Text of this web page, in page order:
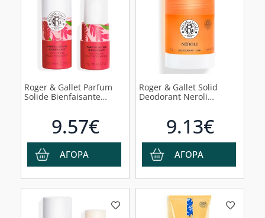
Roger & Gallet Parfum
Solide Bienfaisante
Άρωμα Gingembre
Rouge, 5gr9.57€
ΑΓΟΡΑ
Roger & Gallet Solid
Deodorant Neroli
Άνθος Αθανασίας, 50g
9.13€
ΑΓΟΡΑ